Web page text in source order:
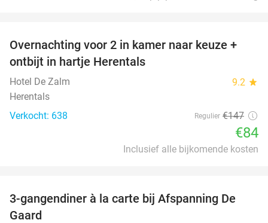
43%
Overnachting voor 2 in kamer naar keuze +
ontbijt in hartje Herentals
Hotel De Zalm 9.2 star
Herentals
Verkocht: 638
Regulier €147
€84
Inclusief alle bijkomende kosten
34%
3-gangendiner à la carte bij Afspanning De
Gaard